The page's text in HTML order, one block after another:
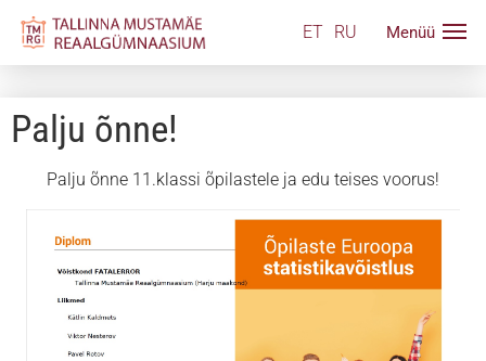
ET RU
Palju õnne!
Palju õnne 11.klassi õpilastele ja edu teises voorus!